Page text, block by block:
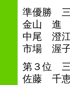
準優勝
金山 進
中尾 澄
市場 渥
第３位
佐藤 千